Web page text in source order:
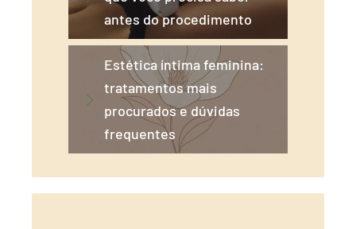
antes do procedimento
Estética íntima feminina:
tratamentos mais
procurados e dúvidas
frequentes